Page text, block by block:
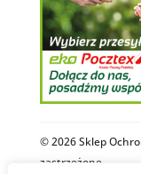
© 2026 Sklep
zastrzeżone.